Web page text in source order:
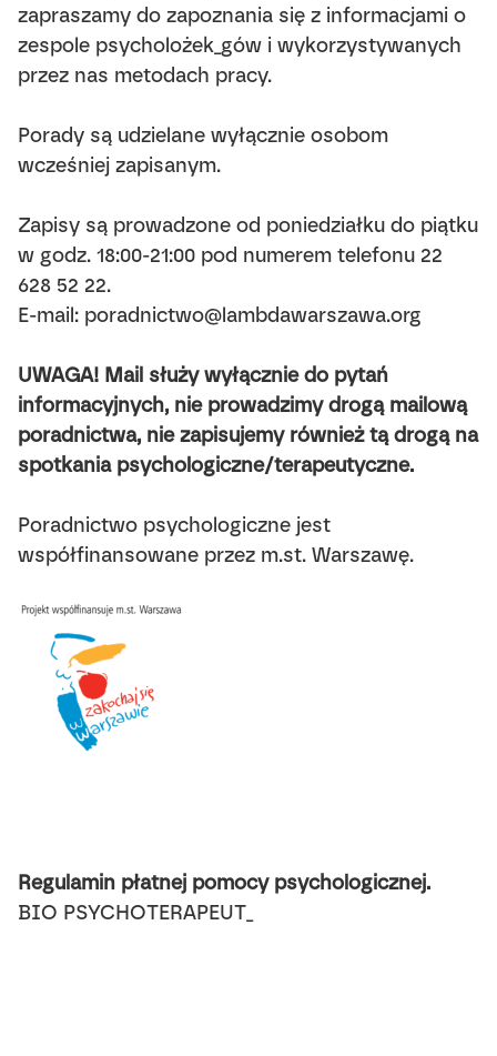
zapraszamy do zapoznania się z informacjami o
zespole psycholożek_gów i wykorzystywanych
przez nas metodach pracy.
Porady są udzielane wyłącznie osobom
wcześniej zapisanym.
Zapisy są prowadzone od poniedziałku do piątku
w godz. 18:00-21:00 pod numerem telefonu 22
628 52 22.
E-mail: poradnictwo@lambdawarszawa.org
UWAGA! Mail służy wyłącznie do pytań
informacyjnych, nie prowadzimy drogą mailową
poradnictwa, nie zapisujemy również tą drogą na
spotkania psychologiczne/terapeutyczne.
Poradnictwo psychologiczne jest
współfinansowane przez m.st. Warszawę.
Regulamin płatnej pomocy psychologicznej.
BIO PSYCHOTERAPEUT_